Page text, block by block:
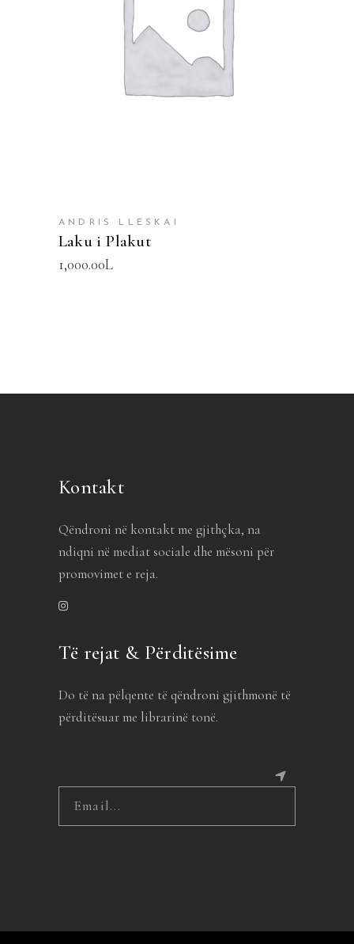
SHTOJE NË SHPORTË
ANDRIS LLESKAI
Laku i Plakut
1,000.00L
Kontakt
Qëndroni në kontakt me gjithçka, na
ndiqni në mediat sociale dhe mësoni për
promovimet e reja.
Të rejat & Përditësime
Do të na pëlqente të qëndroni gjithmonë të
përditësuar me librarinë tonë.